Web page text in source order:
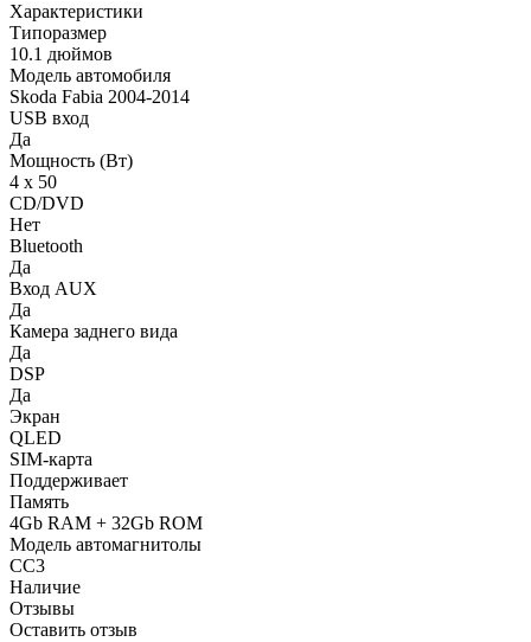
Характеристики
Типоразмер
10.1 дюймов
Модель автомобиля
Skoda Fabia 2004-2014
USB вход
Да
Мощность (Вт)
4 х 50
CD/DVD
Нет
Bluetooth
Да
Вход AUX
Да
Камера заднего вида
Да
DSP
Да
Экран
QLED
SIM-карта
Поддерживает
Память
4Gb RAM + 32Gb ROM
Модель автомагнитолы
CC3
Наличие
Отзывы
Оставить отзыв